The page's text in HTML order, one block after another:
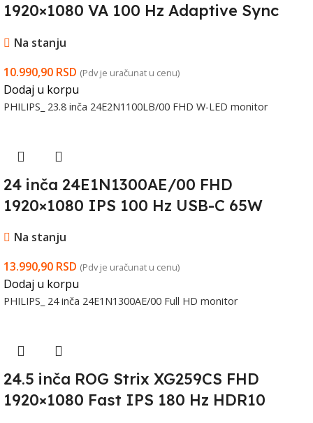
1920×1080 VA 100 Hz Adaptive Sync
Na stanju
10.990,90 RSD (Pdv je uračunat u cenu)
Dodaj u korpu
PHILIPS_ 23.8 inča 24E2N1100LB/00 FHD W-LED monitor
24 inča 24E1N1300AE/00 FHD
1920×1080 IPS 100 Hz USB-C 65W
Na stanju
13.990,90 RSD (Pdv je uračunat u cenu)
Dodaj u korpu
PHILIPS_ 24 inča 24E1N1300AE/00 Full HD monitor
24.5 inča ROG Strix XG259CS FHD
1920×1080 Fast IPS 180 Hz HDR10